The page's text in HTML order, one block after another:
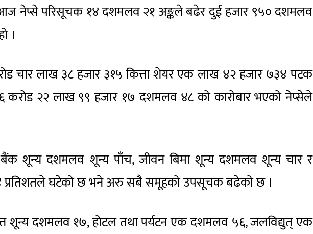
नेप्से परिसूचक १४ दशमलव २१ अङ्कले बढेर दुई हजार ९५० दशमलव
।
चार लाख ३८ हजार ३१५ कित्ता शेयर एक लाख ४२ हजार ७३४ पटक
करोड २२ लाख ९९ हजार १७ दशमलव ४८ को कारोबार भएको नेप्सेले
शून्य दशमलव शून्य पाँच, जीवन बिमा शून्य दशमलव शून्य चार र
प्रतिशतले घटेको छ भने अरु सबै समूहको उपसूचक बढेको छ ।
शून्य दशमलव १७, होटल तथा पर्यटन एक दशमलव ५६, जलविद्युत् एक